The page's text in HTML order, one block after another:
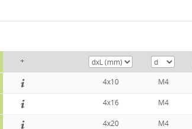
+
4x10 M4
4x16 M4
4x20 M4